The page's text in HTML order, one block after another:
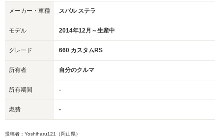
メーカー・車種 スバル ステラ
モデル 2014年12月～生産中
グレード 660 カスタムRS
所有者 自分のクルマ
所有期間 -
燃費 -
投稿者：Yoshiharu121（岡山県）